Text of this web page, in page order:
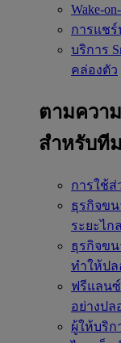
Wake-
การแช
บริการ
คล่องตัว
ตามควา
สำหรับที
การใช้
ธุรกิจขน
ระยะไก
ธุรกิจข
ทำให้ป
ฟรีแลน
อย่างปล
ผู้ให้บริก